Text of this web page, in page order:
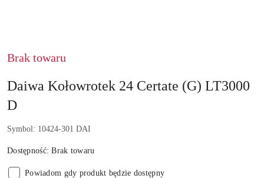
GERMANY
GMBH
Brak towaru
Daiwa Kołowrotek 24 Certate (G) LT3000
D
Symbol: 10424-301 DAI
Dostępność:Brak towaru
Powiadom gdy produkt będzie dostępny